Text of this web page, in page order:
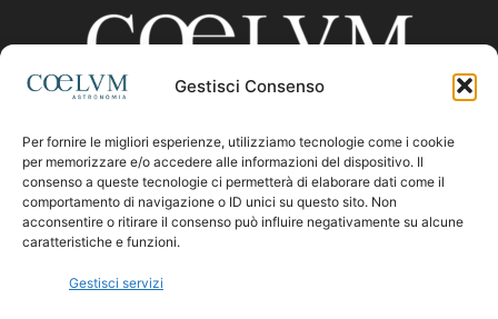
Gestisci Consenso
Per fornire le migliori esperienze, utilizziamo tecnologie come i cookie
per memorizzare e/o accedere alle informazioni del dispositivo. Il
consenso a queste tecnologie ci permetterà di elaborare dati come il
comportamento di navigazione o ID unici su questo sito. Non
acconsentire o ritirare il consenso può influire negativamente su alcune
caratteristiche e funzioni.
Gestisci servizi
CHI SIAMO
Contattaci:coelumastro@coelum.com